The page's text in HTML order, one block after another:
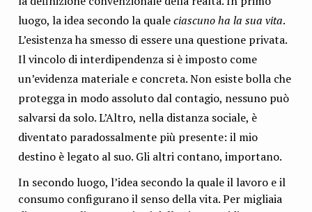
luogo, la idea secondo la qualeciascuno ha la sua vita.
L’esistenza ha smesso di essere una questione privata.
Il vincolo di interdipendenza si è imposto come
un’evidenza materiale e concreta. Non esiste bolla che
protegga in modo assoluto dal contagio, nessuno può
salvarsi da solo. L’Altro, nella distanza sociale, è
diventato paradossalmente più presente: il mio
destino è legato al suo. Gli altri contano, importano.
In secondo luogo, l’idea secondo la quale il lavoro e il
consumo configurano il senso della vita. Per migliaia